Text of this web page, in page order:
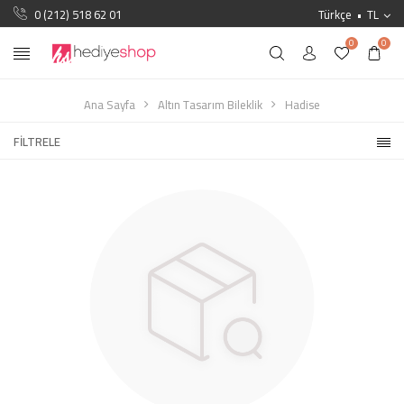
0 (212) 518 62 01 Türkçe TL
0 0
Ana Sayfa Altın Tasarım Bileklik
Hadise
FILTRELE